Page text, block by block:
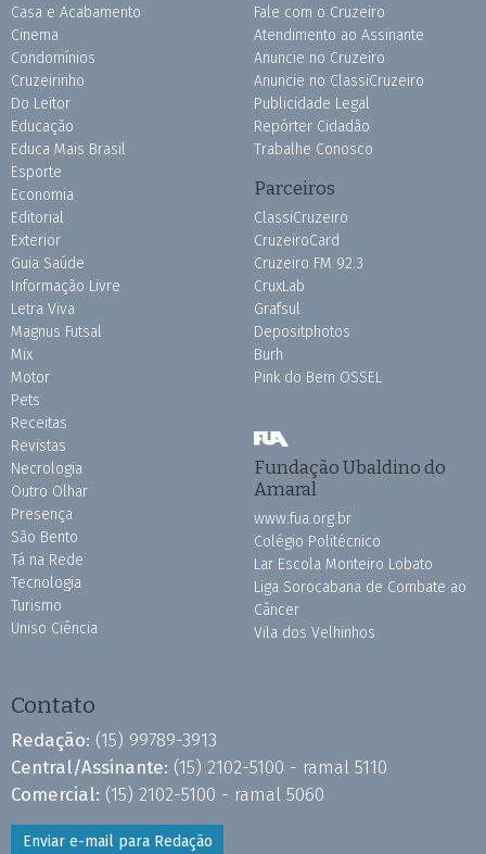
Casa e Acabamento
Cinema
Condomínios
Cruzeirinho
Do Leitor
Educação
Educa Mais Brasil
Esporte
Economia
Editorial
Exterior
Guia Saúde
Informação Livre
Letra Viva
Magnus Futsal
Mix
Motor
Pets
Receitas
Revistas
Necrologia
Outro Olhar
Presença
São Bento
Tá na Rede
Tecnologia
Turismo
Uniso Ciência
Fale com o Cruzeiro
Atendimento ao Assinante
Anuncie no Cruzeiro
Anuncie no ClassiCruzeiro
Publicidade Legal
Repórter Cidadão
Trabalhe Conosco
Parceiros
ClassiCruzeiro
CruzeiroCard
Cruzeiro FM 92.3
CruxLab
Grafsul
Depositphotos
Burh
Pink do Bem OSSEL
Fundação Ubaldino do
Amaral
www.fua.org.br
Colégio Politécnico
Lar Escola Monteiro Lobato
Liga Sorocabana de Combate ao
Câncer
Vila dos Velhinhos
Contato
Redação: (15) 99789-3913
Central/Assinante: (15) 2102-5100 - ramal 5110
Comercial: (15) 2102-5100 - ramal 5060
Enviar e-mail para Redação